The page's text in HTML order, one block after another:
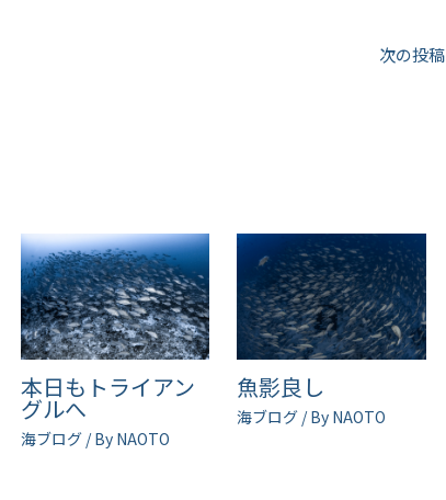
次の投稿
本日もトライアン
グルへ
海ブログ/ By NAOTO
魚影良し
海ブログ / By NAOTO